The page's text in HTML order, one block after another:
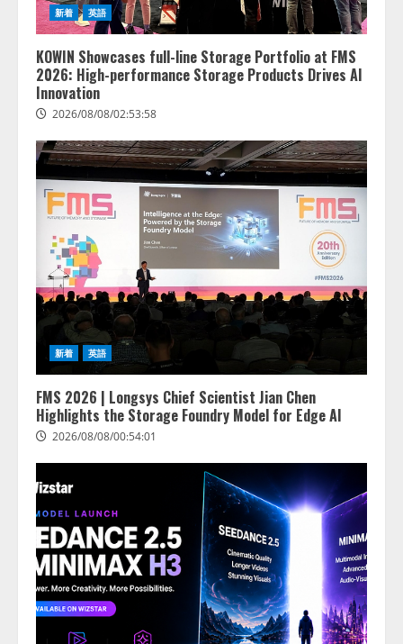
新着 英語
KOWIN Showcases full-line Storage Portfolio at FMS
2026: High-performance Storage Products Drives AI
Innovation
2026/08/08/02:53:58
新着 英語
FMS 2026 | Longsys Chief Scientist Jian Chen
Highlights the Storage Foundry Model for Edge AI
2026/08/08/00:54:01